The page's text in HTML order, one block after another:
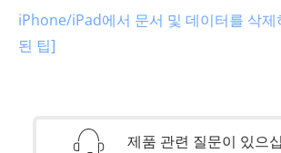
iPhone/iPad에서 문서 및 데이터를 삭제
된 팁]
제품 관련 질문이 있으